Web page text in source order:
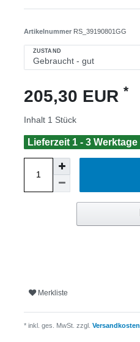
Artikelnummer RS_39190801GG
ZUSTAND
205,30 EUR *
Inhalt 1 Stück
Lieferzeit 1 - 3 Werktage
Merkliste
* inkl. ges. MwSt. zzgl. Versandkosten